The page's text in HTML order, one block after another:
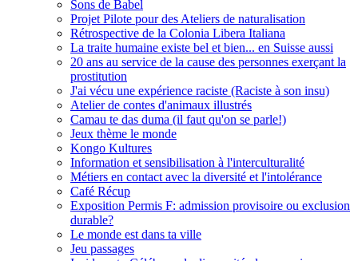
Sons de Babel
Projet Pilote pour des Ateliers de naturalisation
Rétrospective de la Colonia Libera Italiana
La traite humaine existe bel et bien... en Suisse aussi
20 ans au service de la cause des personnes exerçant la
prostitution
J'ai vécu une expérience raciste (Raciste à son insu)
Atelier de contes d'animaux illustrés
Camau te das duma (il faut qu'on se parle!)
Jeux thème le monde
Kongo Kultures
Information et sensibilisation à l'interculturalité
Métiers en contact avec la diversité et l'intolérance
Café Récup
Exposition Permis F: admission provisoire ou exclusion
durable?
Le monde est dans ta ville
Jeu passages